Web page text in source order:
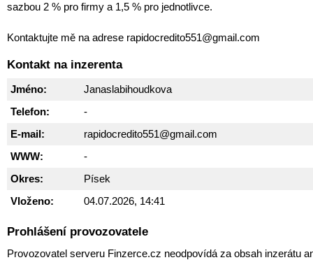
sazbou 2 % pro firmy a 1,5 % pro jednotlivce.
Kontaktujte mě na adrese rapidocredito551@gmail.com
Kontakt na inzerenta
Jméno:
Janaslabihoudkova
Telefon:
-
E-mail:
rapidocredito551@gmail.com
WWW:
-
Okres:
Písek
Vloženo:
04.07.2026, 14:41
Prohlášení provozovatele
Provozovatel serveru Finzerce.cz neodpovídá za obsah inzerátu